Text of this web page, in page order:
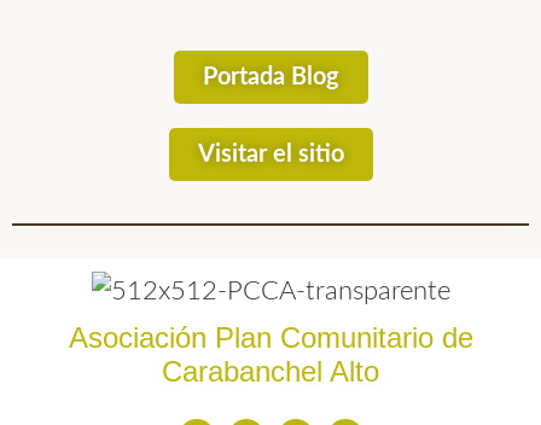
Portada Blog
Visitar el sitio
Asociación Plan Comunitario de
Carabanchel Alto